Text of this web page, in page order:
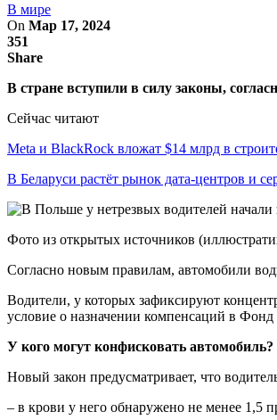
В мире
On Мар 17, 2024
351
Share
В стране вступили в силу законы,
Сейчас читают
Meta и BlackRock вложат $14 млрд в
В Беларуси растёт рынок дата-центров и
Фото из открытых источников
Согласно новым правилам, автомобили
Водители, у которых зафиксируют
условие о назначении компенсаций в
У кого могут конфисковать автомобиль?
Новый закон предусматривает, что
– в крови у него обнаружено не менее 1,5